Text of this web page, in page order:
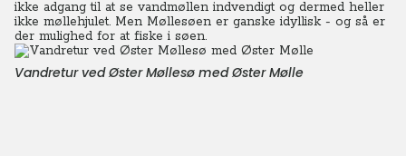
ikke adgang til at se vandmøllen indvendigt og dermed heller
ikke møllehjulet. Men Møllesøen er ganske idyllisk - og så er
der mulighed for at fiske i søen.
Vandretur ved Øster Møllesø med Øster Mølle